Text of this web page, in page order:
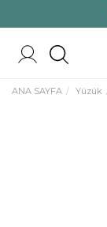
ANA SAYFA Yüzük